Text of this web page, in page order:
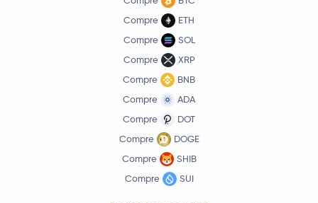
Compre
ETH
Compre
SOL
Compre
XRP
Compre
BNB
Compre
ADA
Compre
DOT
Compre
DOGE
Compre
SHIB
Compre
SUI